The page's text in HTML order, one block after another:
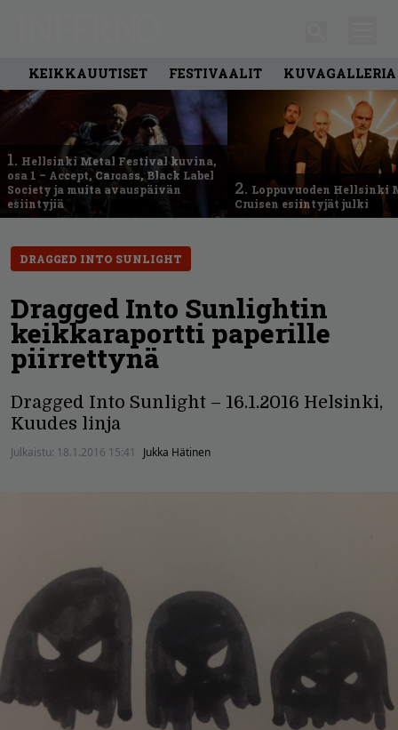
KEIKKAUUTISET FESTIVAALIT KUVAGALLERIA
1. Hellsinki Metal Festival kuvina,
osa 1 – Accept, Carcass, Black Label
Society ja muita avauspäivän
esiintyjiä
2. Loppuvuoden Hellsinki
Cruisen esiintyjät julki
DRAGGED INTO SUNLIGHT
Dragged Into Sunlightin
keikkaraportti paperille
piirrettynä
Dragged Into Sunlight – 16.1.2016 Helsinki,
Kuudes linja
Julkaistu: 18.1.2016 15:41 Jukka Hätinen